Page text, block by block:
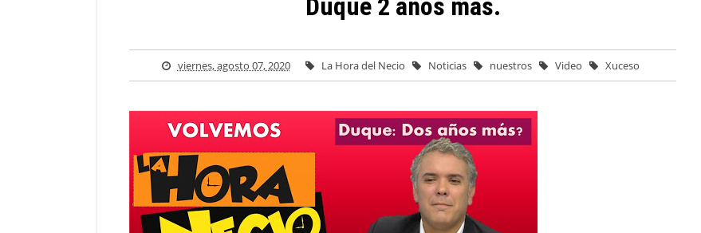
Duque 2 años más.
viernes, agosto 07, 2020 La Hora del Necio Noticias nuestros Video Xuceso